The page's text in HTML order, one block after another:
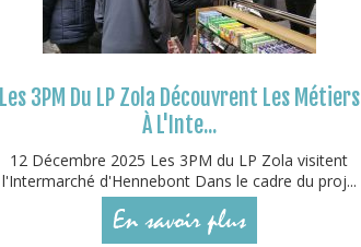
Les 3PM Du LP Zola Découvrent Les Métiers
À L'Inte...
12 Décembre 2025 Les 3PM du LP Zola visitent
l'Intermarché d'Hennebont Dans le cadre du proj...
En savoir plus